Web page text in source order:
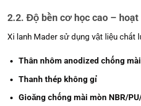
2.2. Độ bền cơ học cao –
Xi lanh Mader sử dụng vật liệu chất
Thân nhôm anodized chống
Thanh thép không gỉ
Gioăng chống mài mòn NBR/